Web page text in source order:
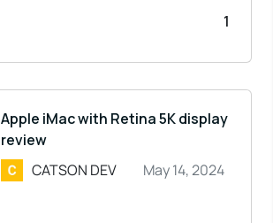
1
Apple iMac with Retina 5K display
review
CATSON DEV
May 14, 2024